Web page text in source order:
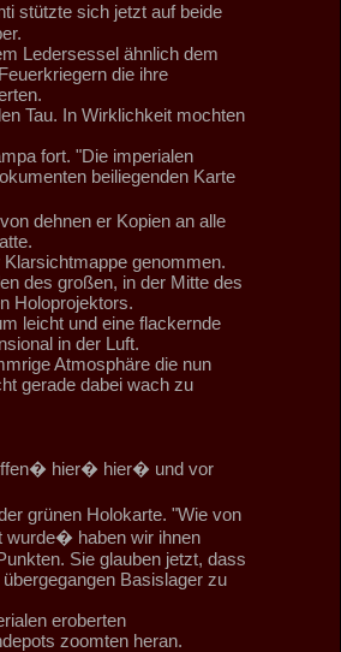
stützte sich jetzt auf beide
Ledersessel ähnlich dem
die ihre
Tau. In Wirklichkeit mochten
fort. "Die imperialen
beiliegenden Karte
dehnen er Kopien an alle
genommen.
des großen, in der Mitte des
Holoprojektors.
leicht und eine flackernde
in der Luft.
Atmosphäre die nun
gerade dabei wach zu
hier� hier� und vor
grünen Holokarte. "Wie von
wurde� haben wir ihnen
Sie glauben jetzt, dass
Basislager zu
eroberten
zoomten heran.